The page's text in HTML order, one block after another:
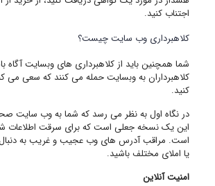
اجتناب کنید.
کلاهبرداری وب سایت چیست؟
شما همچنین باید از کلاهبرداری های وبسایت آگاه
کلاهبرداران به وبسایت حمله می کنند که سعی می
کنید.
در نگاه اول به نظر می رسد که شما به وب سایت
این یک نسخه جعلی است که برای سرقت اطلاعات
است. مراقب آدرس های وب عجیب و غریب به دنبال
یا املای مختلف باشید.
امنیت آنلاین